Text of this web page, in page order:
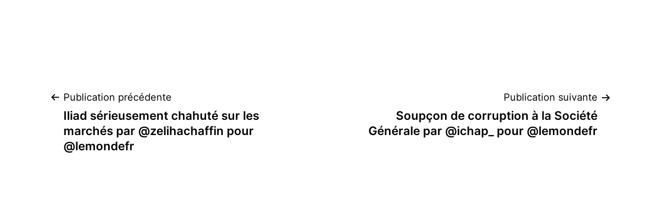
Navigation
de
Publication précédente
Iliad sérieusement chahuté sur les
marchés par @zelihachaffin pour
@lemondefr
Publication suivante
Soupçon de corruption à la Société
Générale par @ichap_ pour @lemondefr